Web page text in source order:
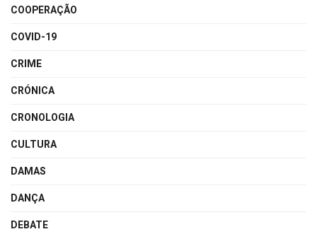
COOPERAÇÃO
COVID-19
CRIME
CRÓNICA
CRONOLOGIA
CULTURA
DAMAS
DANÇA
DEBATE